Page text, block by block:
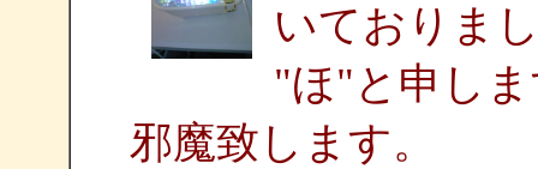
いておりま
"ほ"と申し
邪魔致します。